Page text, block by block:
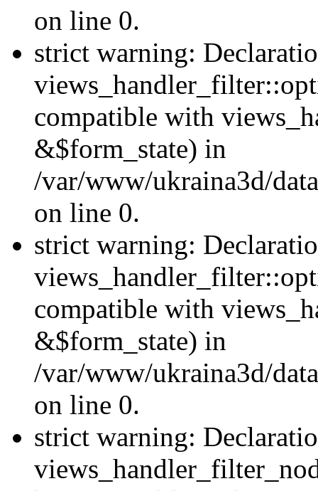
on line 0.
strict warning:
compatible with
&$form_state) in
/var/www/ukraina3d/
on line 0.
strict warning:
compatible with
&$form_state) in
/var/www/ukraina3d/
on line 0.
strict warning: